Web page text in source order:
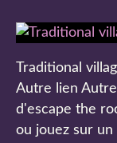
Traditional
Autre lien
d'escape the
ou jouez sur